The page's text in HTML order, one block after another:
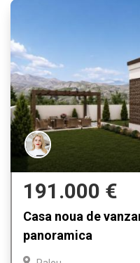
191.000 €
Casa noua de
panoramica